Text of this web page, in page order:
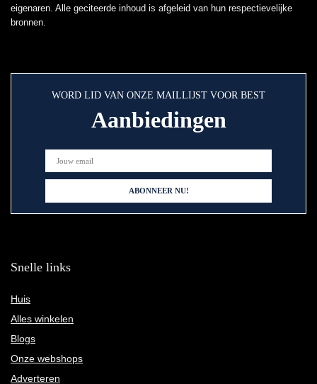
eigenaren. Alle geciteerde inhoud is afgeleid van hun respectievelijke
bronnen.
WORD LID VAN ONZE MAILLIJST VOOR BEST
Aanbiedingen
Snelle links
Huis
Alles winkelen
Blogs
Onze webshops
Adverteren